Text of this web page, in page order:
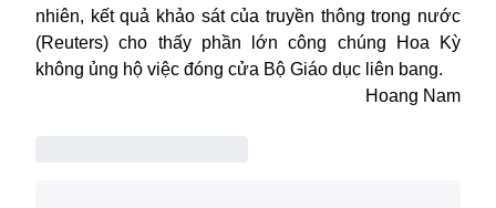
nhiên, kết quả khảo sát của truyền thông trong nước
(Reuters) cho thấyphần lớn công chúng Hoa Kỳ
không ủng hộ việc đóng cửa Bộ Giáo dục liên bang.
Hoang Nam